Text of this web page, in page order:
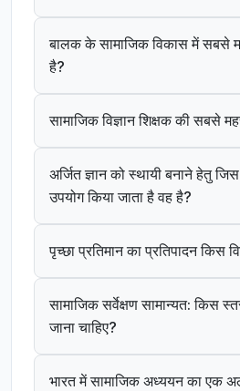
बालक के सामाजिक विकास में सबसे
है?
सामाजिक विज्ञान शिक्षक की सबसे
अर्जित ज्ञान को स्थायी बनाने हेतु जिस
उपयोग किया जाता है वह है?
पृच्छा प्रतिमान का प्रतिपादन किस
सामाजिक सर्वेक्षण सामान्यत: किस
जाना चाहिए?
भारत में सामाजिक अध्ययन का एक